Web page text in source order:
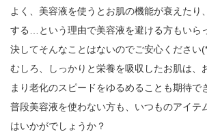
よく、美容液を使うとお肌の機能が衰えたり
する…という理由で美容液を避ける方もいら
決してそんなことはないのでご安心ください
むしろ、しっかりと栄養を吸収したお肌は、
まり老化のスピードをゆるめることも期待で
普段美容液を使わない方も、いつものアイテ
はいかがでしょうか？